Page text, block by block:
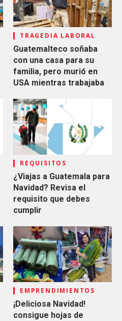
TRAGEDIA LABORAL
Guatemalteco soñaba
con una casa para su
familia, pero murió en
USA mientras trabajaba
REQUISITOS
¿Viajas a Guatemala para
Navidad? Revisa el
requisito que debes
cumplir
EMPRENDIMIENTOS
¡Deliciosa Navidad!
consigue hojas de